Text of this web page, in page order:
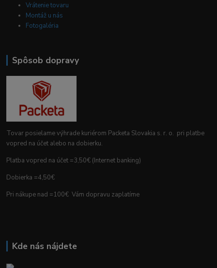
Vrátenie tovaru
Montáž u nás
Fotogaléria
Spôsob dopravy
Tovar posielame výhrade kuriérom Packeta Slovakia s. r. o. pri platbe
vopred na účet alebo na dobierku.
Platba vopred na účet =3,50€ (Internet banking)
Dobierka =4,50€
Pri nákupe nad =100€ Vám dopravu zaplatíme
Kde nás nájdete